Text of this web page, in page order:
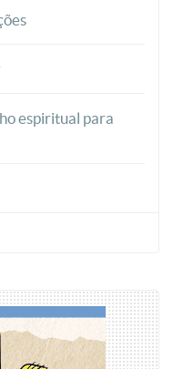
espiritual para